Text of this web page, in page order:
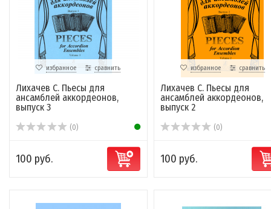
избранное сравнить
Лихачев С. Пьесы для
ансамблей аккордеонов,
выпуск 3
(0)
100 руб.
избранное сравнить
Лихачев С. Пьесы для
ансамблей аккордеонов,
выпуск 2
(0)
100 руб.